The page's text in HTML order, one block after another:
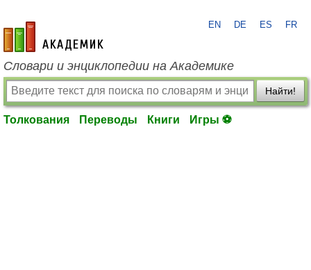
academic.ru
EN DE ES FR
Словари и энциклопедии на Академике
Найти!
Толкования Переводы Книги Игры ⚽